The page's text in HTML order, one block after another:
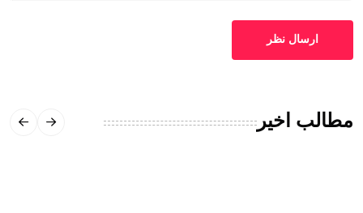
ارسال نظر
مطالب اخیر